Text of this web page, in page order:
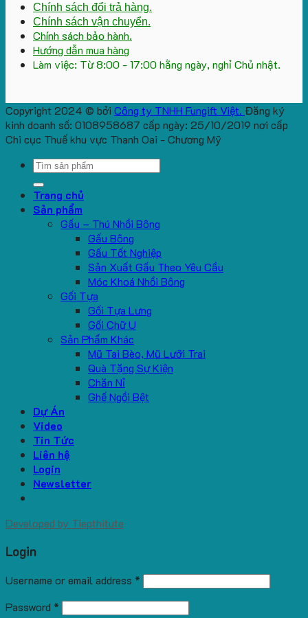
Chính sách đổi trả hàng.
Chính sách vận chuyển.
Chính sách bảo hành.
Hướng dẫn mua hàng
Làm việc: Từ 8:00 - 17:00 hằng ngày, nghỉ Chủ nhật.
Copyright 2024 © bởi Công ty TNHH Fungift Việt. Đăng ký
kinh doanh số: 0108958687 cấp ngày: 25/10/2019 nơi cấp
Chi cục Thuế khu vực Thanh Oai - Chương Mỹ
Search
for:
Trang chủ
Sản phẩm
Gấu – Thú Nhồi Bông
Gấu Bông
Gấu Tốt Nghiệp
Sản Xuất Gấu Theo Yêu Cầu
Móc Khoá Nhồi Bông
Gối Tựa
Gối Tựa Lưng
Gối Chữ U
Sản Phẩm Khác
Mũ Tai Bèo, Mũ Lưỡi Trai
Quà Tặng Sự Kiện
Chăn Nỉ
Ghế Ngồi Bệt
Dự Án
Video
Tin Tức
Liên hệ
Login
Newsletter
Developed by Tiepthitute
Login
Username or email address *
Password *